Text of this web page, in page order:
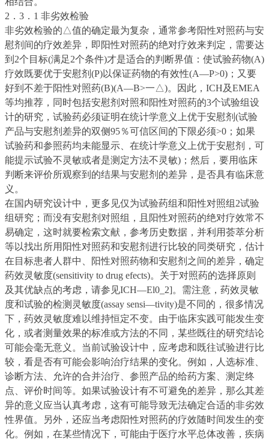
2．3．1 非劣效检验
非劣效检验的△值的确定最为复杂，通常参考阳性对照药与安
慰剂间的疗效差异，即阳性对照药的绝对疗效来判定，需要达
到2个目标(满足2个条件)才是适合的判断界值：使试验药物(A)
疗效既要优于安慰剂(P)以保证药物的有效性(A—P>0)；又要
好到不差于阳性对照药(B)(A—B>一△)。因此，ICH及EMEA
等均推荐，同时包括安慰剂对照和阳性对照药的3个试验组设
计的研究，试验药必须证明在统计学意义上优于安慰剂(试验
产品与安慰剂差异的双侧95％可信区间的下限必须>0；如果
试验药和参照药均未能显示、在统计学意义上优于安慰剂，可
能提示试验不灵敏或者是测定方法不灵敏)；然后，要用临床
判断来评价所观察到的结果与安慰剂的差异，是否具有临床意
义。
在国内研究设计中，更多见仅为试验药组和阳性对照组2试验
组研究；而没有安慰剂对照组，且阳性对照药的绝对疗效常不
易确定，这时就要检索文献，参考历史数据，并利用荟萃分析
等以找出所用阳性对照药和安慰剂进行比较的同类研究，估计
在目标患者人群中、阳性对照药物和安慰剂之间的差异，确定
药效灵敏度(sensitivity to drug efects)。关于对照药的选择原则
及其优缺点的考虑，请参见ICH—El0_2]。需注意，药效灵敏
度和试验的检测灵敏度(assay sensi—tivity)是不同的，很多情况
下，药效灵敏度难以维持恒定不变。由于临床实践可能发生变
化，或者测量效果的标准或方法的不同，某些既往的研究结论
可能会毫无意义。当前试验设计中，应考虑和既往试验进行比
较，看是否有可能会影响治疗结果的变化。例如，人选标准、
诊断方法、允许的合并治疗、参照产品的给药方案、测定终
点、评价时间等。如果试验设计有不可避免的差异，那么其差
异的意义应当认真考虑，这有可能导致无法确定合适的非劣效
性界值。另外，还应当考虑阳性对照药的疗效随时间发生的变
化。例如，在某些情况下，可能由于医疗水平总体改善，疾病